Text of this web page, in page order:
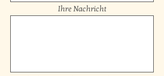
Ihre Nachricht